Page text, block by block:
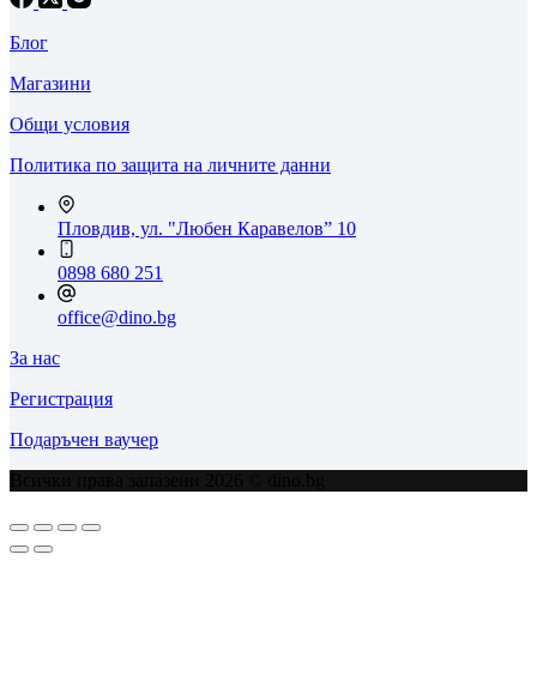
Блог
Магазини
Общи условия
Политика по защита на личните данни
Пловдив, ул. "Любен Каравелов” 10
0898 680 251
office@dino.bg
За нас
Регистрация
Подаръчен ваучер